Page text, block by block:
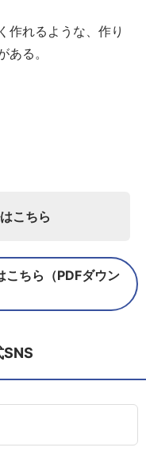
作れるような、作り
る。
こちら
こちら（PDFダウン
SNS